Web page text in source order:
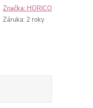
Značka: HORICO
Záruka: 2 roky